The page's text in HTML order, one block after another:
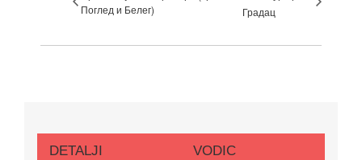
Поглед и Белег)
Градац
DETALJI VODIC